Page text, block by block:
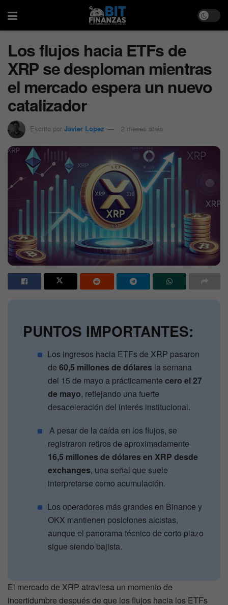
Los flujos hacia ETFs de
XRP se desploman mientras
el mercado espera un nuevo
catalizador
Escrito por Javier Lopez 2 meses atrás
PUNTOS IMPORTANTES:
Los ingresos hacia ETFs de XRP pasaron
de60,5 millones de dólares la semana
del 15 de mayo a prácticamentecero el 27
de mayo, reflejando una fuerte
desaceleración del interés institucional.
A pesar de la caída en los flujos, se
registraron retiros de aproximadamente
16,5 millones de dólares en XRP desde
exchanges, una señal que suele
interpretarse como acumulación.
Los operadores más grandes en Binance y
OKX mantienen posiciones alcistas,
aunque el panorama técnico de corto plazo
sigue siendo bajista.
El mercado de XRP atraviesa un momento de
incertidumbre después de que los flujos hacia los ETFs